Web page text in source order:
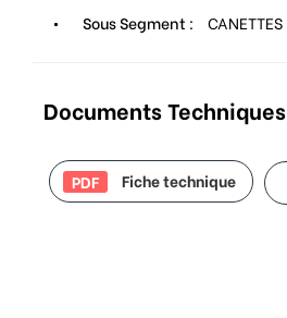
Sous Segment :
CANETTES
Documents Techniques
PDF Fiche technique